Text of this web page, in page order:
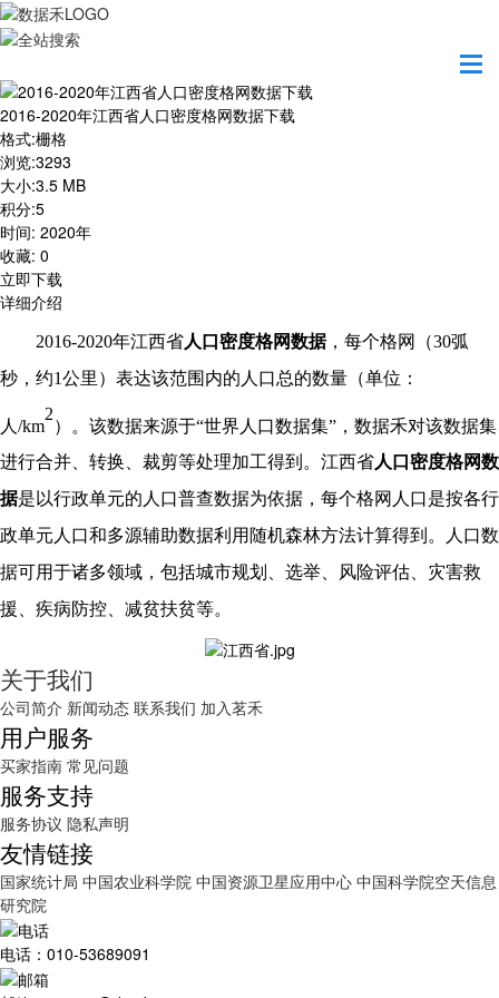
2016-2020年江西省人口密度格网数据下载
格式:栅格
浏览:3293
大小:3.5 MB
积分:5
时间: 2020年
收藏: 0
立即下载
详细介绍
2016-2020年江西省人口密度格网数据，每个格网（30弧
秒，约1公里）表达该范围内的人口总的数量（单位：
人/km
2
）。该数据来源于“世界人口数据集”，数据禾对该数据集
进行合并、转换、裁剪等处理加工得到。江西省人口密度格网数
据是以行政单元的人口普查数据为依据，每个格网人口是按各行
政单元人口和多源辅助数据利用随机森林方法计算得到。人口数
据可用于诸多领域，包括城市规划、选举、风险评估、灾害救
援、疾病防控、减贫扶贫等。
关于我们
公司简介 新闻动态 联系我们 加入茗禾
用户服务
买家指南 常见问题
服务支持
服务协议 隐私声明
友情链接
国家统计局 中国农业科学院 中国资源卫星应用中心 中国科学院空天信息
研究院
电话：010-53689091